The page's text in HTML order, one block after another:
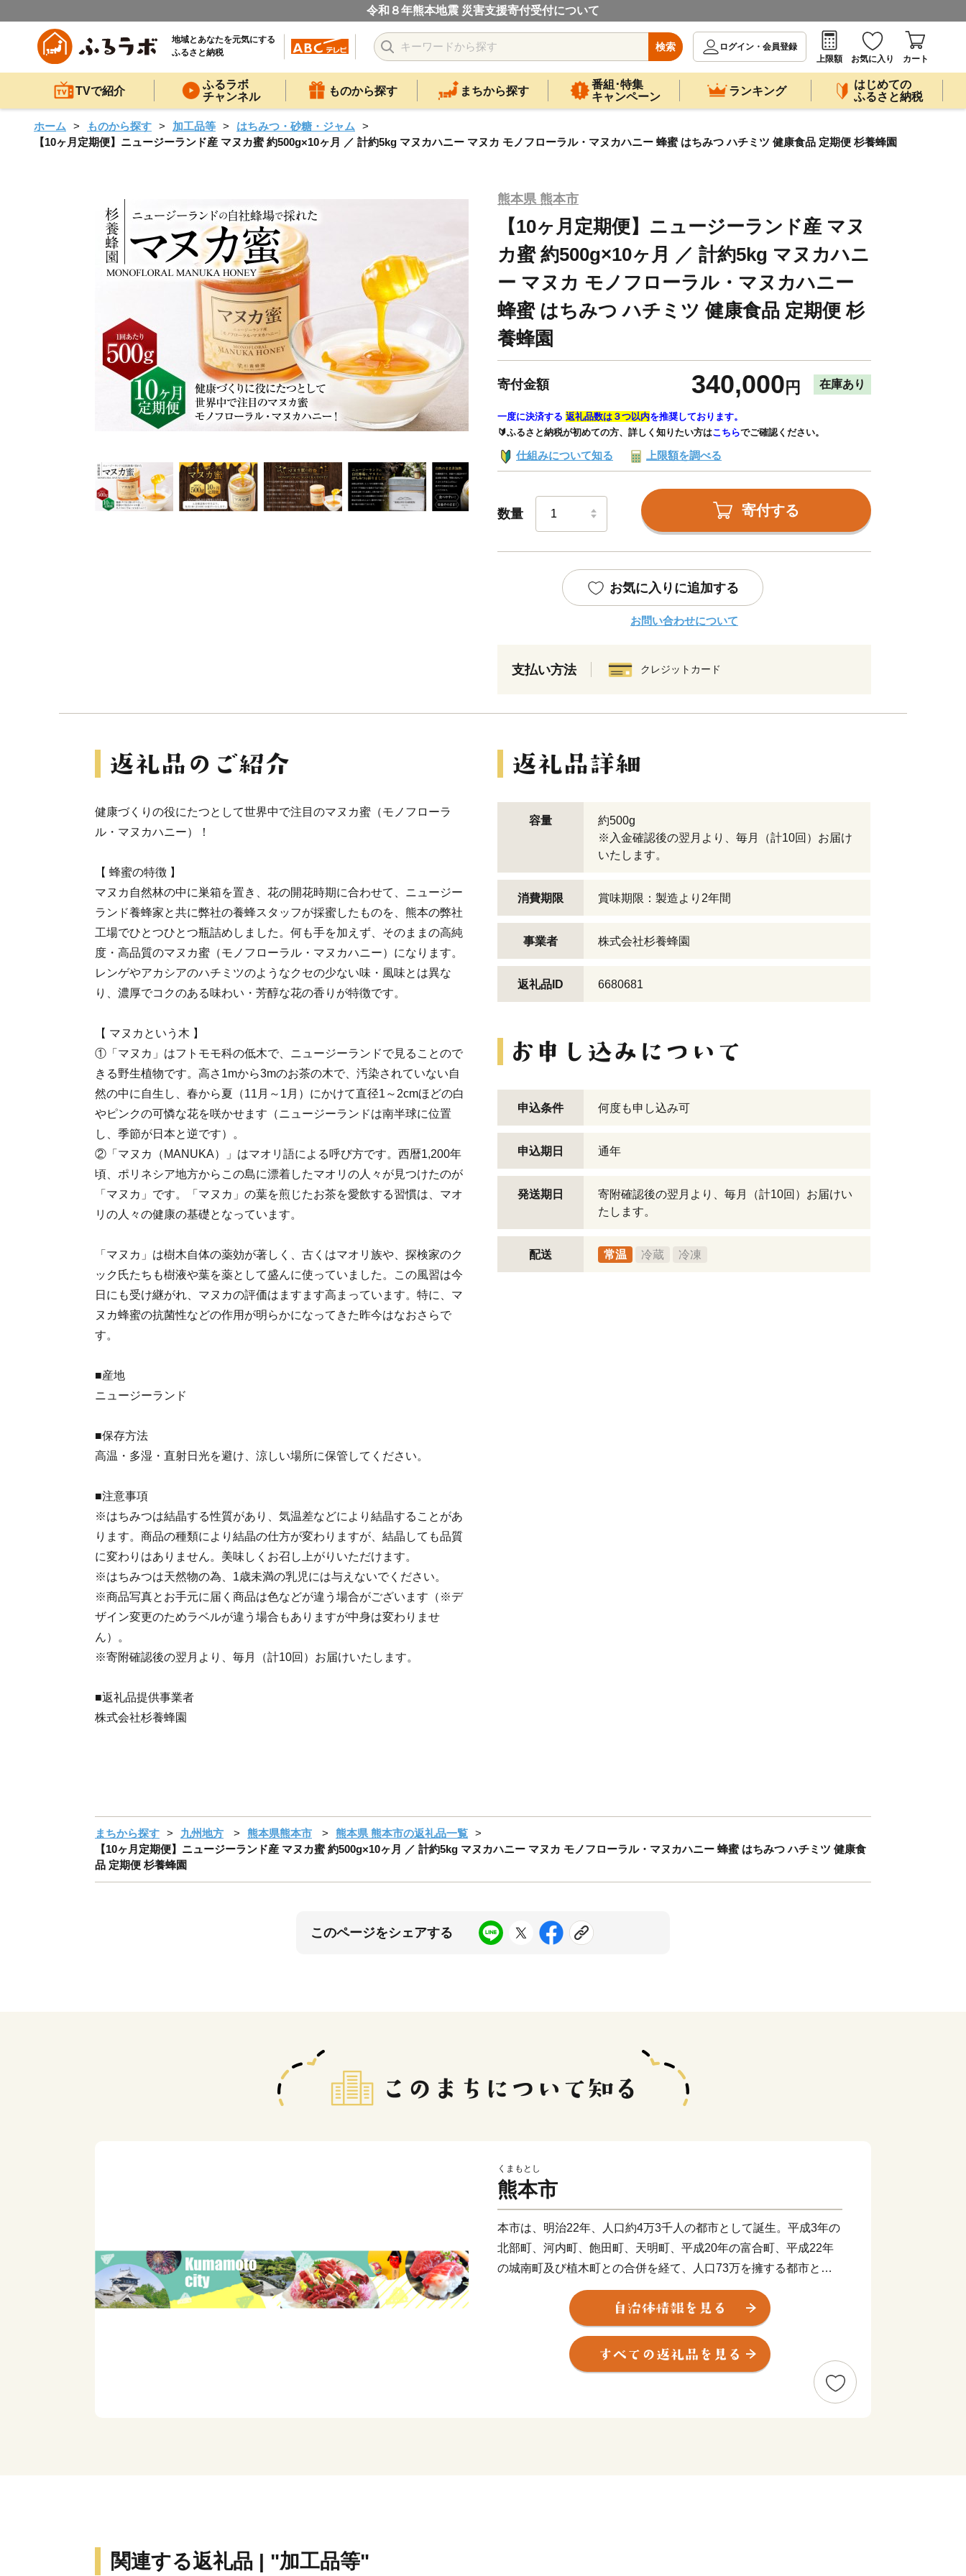
令和８年熊本地震 災害支援寄付受付について
地域とあなたを元気にする
ふるさと納税
検索
ログイン・会員登録
上限額
お気に入り カート
TVで紹介
ふるラボ
チャンネル
ものから探す まちから探す
番組･特集
キャンペーン
ランキング
はじめての
ふるさと納税
ホーム ものから探す 加工品等
はちみつ・砂糖・ジャム
【10ヶ月定期便】ニュージーランド産 マヌカ蜜 約500g×10ヶ月 ／ 計約5kg マヌカハニー マヌカ モノフローラル・マヌカハニー 蜂蜜 はちみつ ハチミツ 健康食品 定期便 杉養蜂園
熊本県 熊本市
【10ヶ月定期便】ニュージーランド産 マヌ
カ蜜 約500g×10ヶ月 ／ 計約5kg マヌカハニ
ー マヌカ モノフローラル・マヌカハニー
蜂蜜 はちみつ ハチミツ 健康食品 定期便 杉
養蜂園
寄付金額 340,000 円 在庫あり
一度に決済する 返礼品数は３つ以内を推奨しております。
🔰ふるさと納税が初めての方、詳しく知りたい方はこちらでご確認ください。
仕組みについて知る 上限額を調べる
数量 寄付する
お気に入りに追加する
お問い合わせについて
支払い方法 クレジットカード
健康づくりの役にたつとして世界中で注目のマヌカ蜜（モノフローラ
ル・マヌカハニー）！
【 蜂蜜の特徴 】
マヌカ自然林の中に巣箱を置き、花の開花時期に合わせて、ニュージー
ランド養蜂家と共に弊社の養蜂スタッフが採蜜したものを、熊本の弊社
工場でひとつひとつ瓶詰めしました。何も手を加えず、そのままの高純
度・高品質のマヌカ蜜（モノフローラル・マヌカハニー）になります。
レンゲやアカシアのハチミツのようなクセの少ない味・風味とは異な
り、濃厚でコクのある味わい・芳醇な花の香りが特徴です。
【 マヌカという木 】
①「マヌカ」はフトモモ科の低木で、ニュージーランドで見ることので
きる野生植物です。高さ1mから3mのお茶の木で、汚染されていない自
然の中に自生し、春から夏（11月～1月）にかけて直径1～2cmほどの白
やピンクの可憐な花を咲かせます（ニュージーランドは南半球に位置
し、季節が日本と逆です）。
②「マヌカ（MANUKA）」はマオリ語による呼び方です。西暦1,200年
頃、ポリネシア地方からこの島に漂着したマオリの人々が見つけたのが
「マヌカ」です。「マヌカ」の葉を煎じたお茶を愛飲する習慣は、マオ
リの人々の健康の基礎となっています。
「マヌカ」は樹木自体の薬効が著しく、古くはマオリ族や、探検家のク
ック氏たちも樹液や葉を薬として盛んに使っていました。この風習は今
日にも受け継がれ、マヌカの評価はますます高まっています。特に、マ
ヌカ蜂蜜の抗菌性などの作用が明らかになってきた昨今はなおさらで
す。
■産地
ニュージーランド
■保存方法
高温・多湿・直射日光を避け、涼しい場所に保管してください。
■注意事項
※はちみつは結晶する性質があり、気温差などにより結晶することがあ
ります。商品の種類により結晶の仕方が変わりますが、結晶しても品質
に変わりはありません。美味しくお召し上がりいただけます。
※はちみつは天然物の為、1歳未満の乳児には与えないでください。
※商品写真とお手元に届く商品は色などが違う場合がございます（※デ
ザイン変更のためラベルが違う場合もありますが中身は変わりませ
ん）。
※寄附確認後の翌月より、毎月（計10回）お届けいたします。
■返礼品提供事業者
株式会社杉養蜂園
容量
約500g
※入金確認後の翌月より、毎月（計10回）お届け
いたします。
消費期限 賞味期限：製造より2年間
事業者 株式会社杉養蜂園
返礼品ID 6680681
申込条件 何度も申し込み可
申込期日 通年
発送期日
寄附確認後の翌月より、毎月（計10回）お届けい
たします。
配送 常温 冷蔵 冷凍
まちから探す 九州地方 熊本県熊本市
熊本県 熊本市の返礼品一覧
【10ヶ月定期便】ニュージーランド産 マヌカ蜜 約500g×10ヶ月 ／ 計約5kg マヌカハニー マヌカ モノフローラル・マヌカハニー 蜂蜜 はちみつ ハチミツ 健康食
品 定期便 杉養蜂園
このページをシェアする
くまもとし
熊本市
本市は、明治22年、人口約4万3千人の都市として誕生。平成3年の
北部町、河内町、飽田町、天明町、平成20年の富合町、平成22年
の城南町及び植木町との合併を経て、人口73万を擁する都市とな
り、平成24年4月、政令指定都市へ移行しました。
平成24年7月九州北部豪雨や平成28年熊本地震など、度重なる災害
に見舞われましたが、国内外からの温かいご支援と、市民の皆様の
懸命な努力により、復旧・復興への歩みを着実に進めてまいりまし
関連する返礼品 | "加工品等"